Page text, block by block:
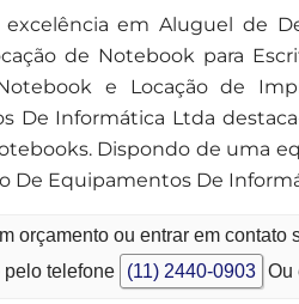
excelência em Aluguel de
de Notebook para
e Locação de
De Informática Ltda
Dispondo de uma
De Equipamentos De
orçamento ou entrar em
pelo telefone
(11) 2440-0903 Ou